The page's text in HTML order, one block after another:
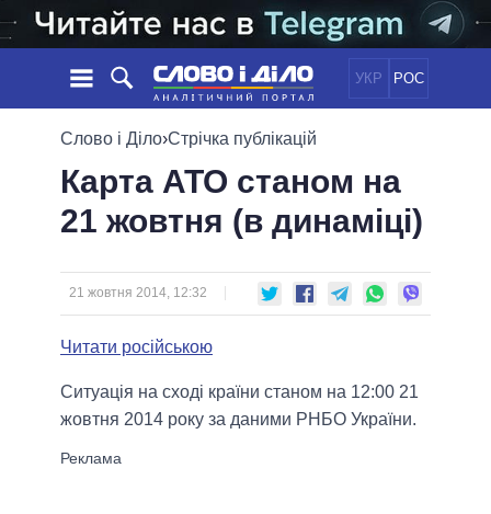
УКР РОС
НОВИНИ
СТРІЧКА
ПОДІЇ
ДУМКИ
ОГЛЯДИ
ДАЙДЖЕСТИ
ПОЛІТИКА
ЕКОНОМІКА
СВІТ
ОБIЦЯНКИ
ПОЛIТИКИ
УСІ ПОЛІТИКИ
ПРЕЗИДЕНТ І ОФІС
ВЕРХОВНА РАДА
ГОЛОВИ ОБЛАДМІНІСТРАЦІЙ
ІНФОГРАФІКА
ПОРІВНЯННЯ ПОЛІТИКІВ
Слово і Діло›Стрічка публікацій
Карта АТО станом на
21 жовтня (в динаміці)
21 жовтня 2014, 12:32
Читати російською
Ситуація на сході країни станом на 12:00 21
жовтня 2014 року за даними РНБО України.